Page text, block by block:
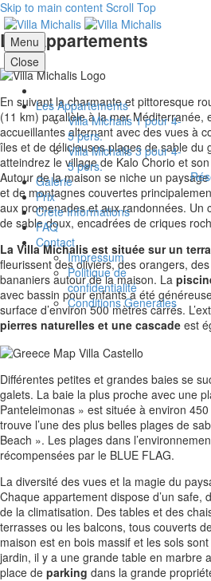
Skip to main content Scroll Top
Menu
Close
Les Appartements
Villa Michalis 1 pour 4-
5 pers.
Villa Michalis 3 pour 4-
5 pers.
Galerie
Prix
Crète Informations
FAQ
Contact
Impressum
Politique de
confidentialité
Conditions Generales
Les Appartements
En suivant la charmante et pittoresque
(11 km) parallèle à la mer Méditerranée,
accueillantes alternant avec des vues à
îles et de délicieuses plages de sable du
atteindrez le village de Kalo Chorio et
Autour de la maison se niche un
et de montagnes couvertes
aux promenades et aux randonnées. Un
de sable doux, encadrées de criques
La Villa Michalis est située sur un
fleurissent des oliviers, des orangers,
bananiers autour de la maison. La
avec bassin pour enfants a été
surface d’environ 500 mètres carrés.
pierres naturelles et une cascade est
Différentes petites et grandes baies se
galets. La baie la plus proche avec une
Panteleimonas » est située à environ
trouve l’une des plus belles plages de
Beach ». Les plages dans
récompensées par le BLUE FLAG.
La diversité des vues et la magie du
Chaque appartement dispose d’un safe,
de la climatisation. Des tables et des
terrasses ou les balcons, tous couverts
maison est en bois massif et les sols
jardin, il y a une grande table en marbre
place de parking dans la grande